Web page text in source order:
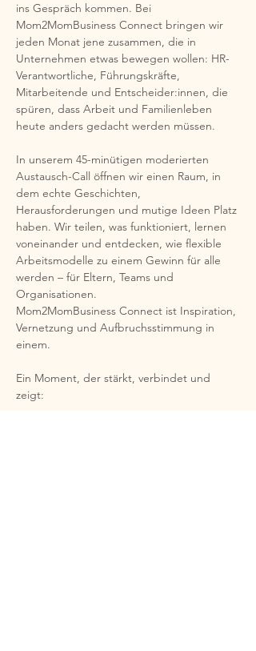
ins Gespräch kommen. Bei
Mom2MomBusiness Connect bringen wir
jeden Monat jene zusammen, die in
Unternehmen etwas bewegen wollen: HR-
Verantwortliche, Führungskräfte,
Mitarbeitende und Entscheider:innen, die
spüren, dass Arbeit und Familienleben
heute anders gedacht werden müssen.
In unserem 45-minütigen moderierten
Austausch-Call öffnen wir einen Raum, in
dem echte Geschichten,
Herausforderungen und mutige Ideen Platz
haben. Wir teilen, was funktioniert, lernen
voneinander und entdecken, wie flexible
Arbeitsmodelle zu einem Gewinn für alle
werden – für Eltern, Teams und
Organisationen.
Mom2MomBusiness Connect ist Inspiration,
Vernetzung und Aufbruchsstimmung in
einem.
Ein Moment, der stärkt, verbindet und
zeigt: